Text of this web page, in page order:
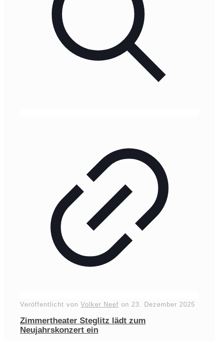
Veröffentlicht von Volker Neef on 23. Dezember 2025
Zimmertheater Steglitz lädt zum
Neujahrskonzert ein